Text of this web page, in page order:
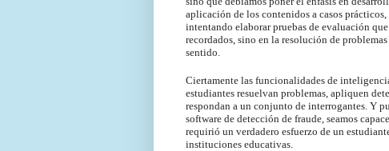
aplicación de los contenidos a casos
intentando elaborar pruebas de evaluación
recordados, sino en la resolución de
sentido.
Ciertamente las funcionalidades de
estudiantes resuelvan problemas, apliquen
respondan a un conjunto de interrogantes. Y
software de detección de fraude, seamos
requirió un verdadero esfuerzo de un
instituciones educativas.